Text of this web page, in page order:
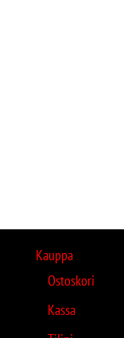
Kauppa
Ostoskori
Kassa